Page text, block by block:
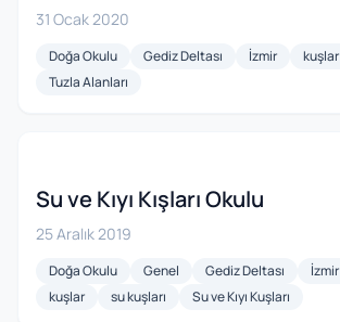
31 Ocak 2020
Doğa Okulu Gediz Deltası İzmir
kuşlar
Tuzla Alanları
Su ve Kıyı Kışları Okulu
25 Aralık 2019
Doğa Okulu Genel Gediz Deltası İzmir
kuşlar
su kuşları Su ve Kıyı Kuşları